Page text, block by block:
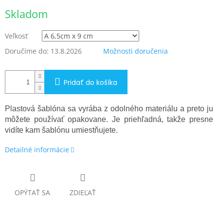
cena:
Skladom
Veľkosť
Doručíme do: 13.8.2026 Možnosti doručenia
Pridať do košíka
Plastová šablóna sa vyrába z odolného materiálu a preto ju
môžete používať opakovane. Je priehľadná, takže presne
vidíte kam šablónu umiestňujete.
Detailné informácie
OPÝTAŤ SA ZDIEĽAŤ